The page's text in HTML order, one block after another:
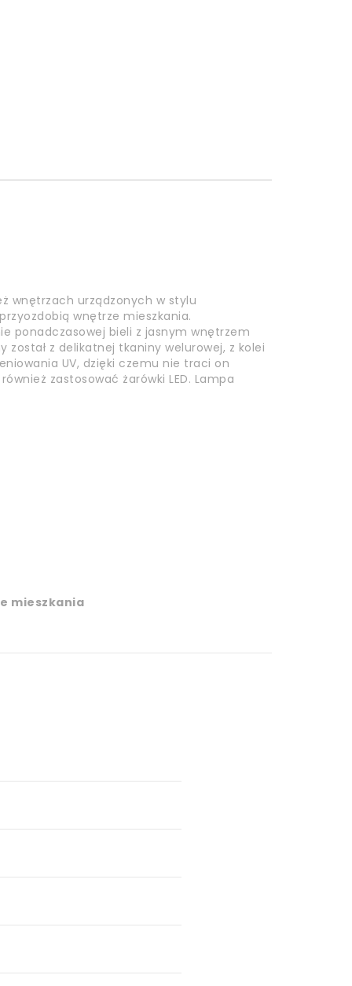
wnętrzach urządzonych w stylu
wnętrze mieszkania.
ponadczasowej bieli z jasnym wnętrzem
został z delikatnej tkaniny welurowej, z kolei
UV, dzięki czemu nie traci on
zastosować żarówki LED. Lampa
mieszkania